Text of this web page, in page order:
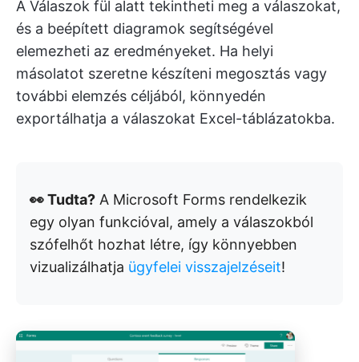
A Válaszok fül alatt tekintheti meg a válaszokat,
és a beépített diagramok segítségével
elemezheti az eredményeket. Ha helyi
másolatot szeretne készíteni megosztás vagy
további elemzés céljából, könnyedén
exportálhatja a válaszokat Excel-táblázatokba.
👀 Tudta? A Microsoft Forms rendelkezik
egy olyan funkcióval, amely a válaszokból
szófelhőt hozhat létre, így könnyebben
vizualizálhatja ügyfelei visszajelzéseit!